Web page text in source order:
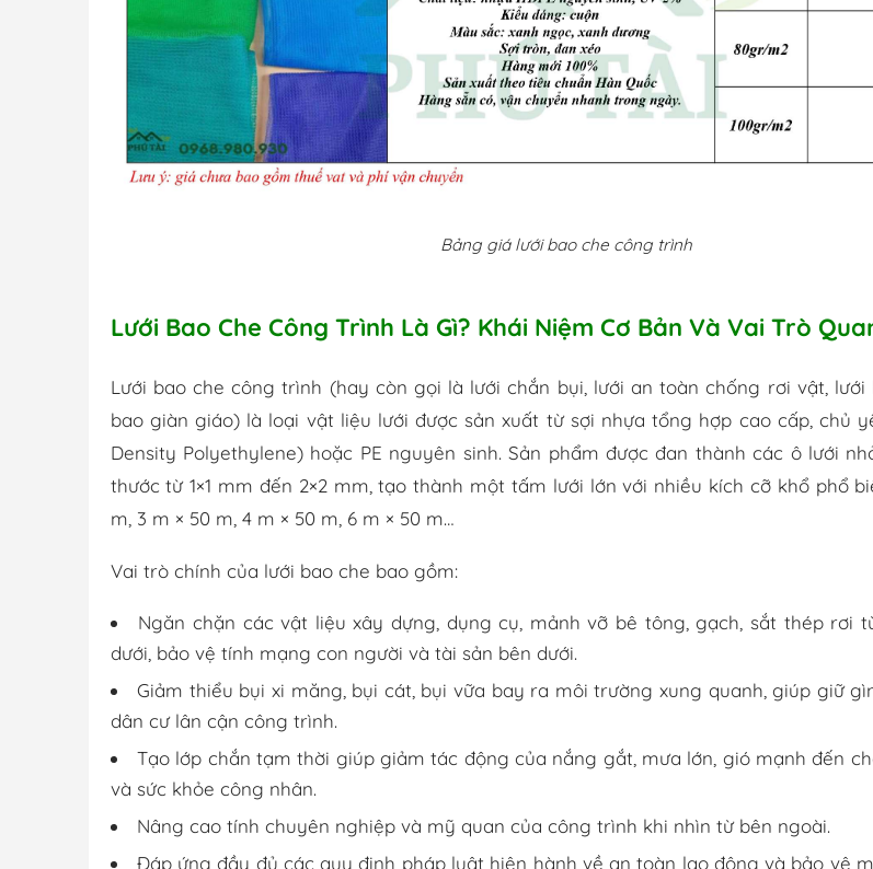
Bảng giá lưới bao che công trình
Lưới Bao Che Công Trình Là Gì? Khái Niệm Cơ Bản Và Vai Trò
Lưới bao che công trình (hay còn gọi là lưới chắn bụi, lưới an toàn chống rơi vật, lưới
bao giàn giáo) là loại vật liệu lưới được sản xuất từ sợi nhựa tổng hợp cao cấp, chủ
Density Polyethylene) hoặc PE nguyên sinh. Sản phẩm được đan thành các ô lưới
thước từ 1×1 mm đến 2×2 mm, tạo thành một tấm lưới lớn với nhiều kích cỡ khổ phổ
m, 3 m × 50 m, 4 m × 50 m, 6 m × 50 m…
Vai trò chính của lưới bao che bao gồm:
Ngăn chặn các vật liệu xây dựng, dụng cụ, mảnh vỡ bê tông, gạch, sắt thép rơi
dưới, bảo vệ tính mạng con người và tài sản bên dưới.
Giảm thiểu bụi xi măng, bụi cát, bụi vữa bay ra môi trường xung quanh, giúp giữ
dân cư lân cận công trình.
Tạo lớp chắn tạm thời giúp giảm tác động của nắng gắt, mưa lớn, gió mạnh đến
và sức khỏe công nhân.
Nâng cao tính chuyên nghiệp và mỹ quan của công trình khi nhìn từ bên ngoài.
Đáp ứng đầy đủ các quy định pháp luật hiện hành về an toàn lao động và bảo vệ